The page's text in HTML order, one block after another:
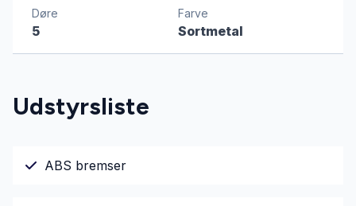
Døre
5
Farve
Sortmetal
Udstyrsliste
ABS bremser